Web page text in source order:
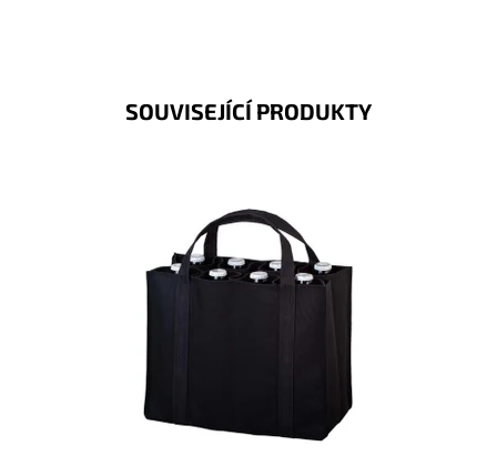
SOUVISEJÍCÍ PRODUKTY
Taška pro 8-11 lahví piva o obsahu 0,5 l v černé barvě.
Skladem